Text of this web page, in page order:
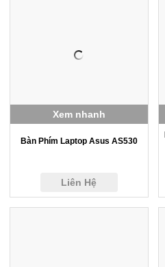
Bàn Phím Laptop Asus AS530
Liên Hệ
Xem nhanh